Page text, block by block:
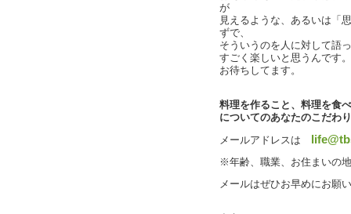
が
見えるような、あるいは「
ずで、
そういうのを人に対して語
すごく楽しいと思うんです
お待ちしてます。
料理を作ること、料理を食
についてのあなたのこだわ
メールアドレスは
※年齢、職業、お住まいの
メールはぜひお早めにお願